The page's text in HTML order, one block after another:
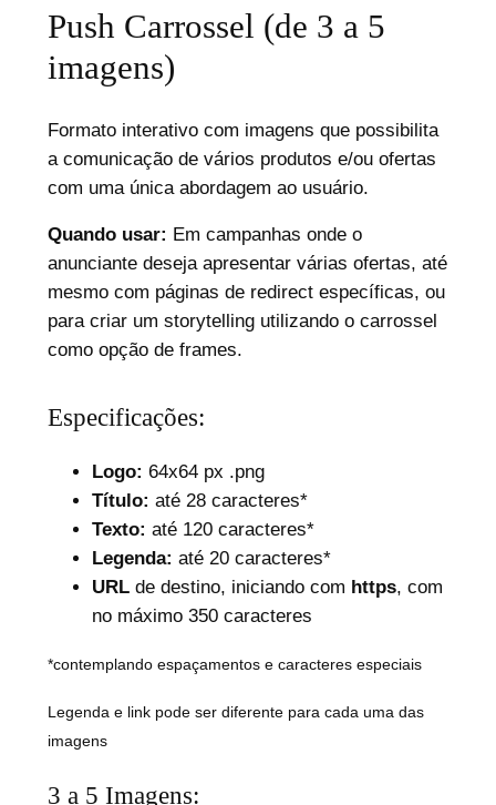
Push Carrossel (de 3 a 5
imagens)
Formato interativo com imagens que possibilita
a comunicação de vários produtos e/ou ofertas
com uma única abordagem ao usuário.
Quando usar: Em campanhas onde o
anunciante deseja apresentar várias ofertas, até
mesmo com páginas de redirect específicas, ou
para criar um storytelling utilizando o carrossel
como opção de frames.
Especificações:
Logo: 64x64 px .png
Título: até 28 caracteres*
Texto: até 120 caracteres*
Legenda: até 20 caracteres*
URLde destino, iniciando com https, com
no máximo 350 caracteres
*contemplando espaçamentos e caracteres especiais
Legenda e link pode ser diferente para cada uma das
imagens
3 a 5 Imagens: